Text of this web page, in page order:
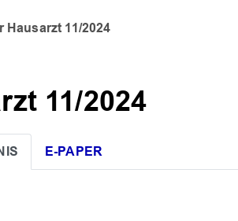
Hausarzt 11/2024
11/2024
E-PAPER